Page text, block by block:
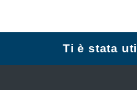
Ti è stata